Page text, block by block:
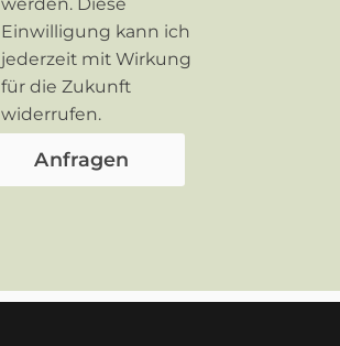
Einwilligung kann ich
jederzeit mit Wirkung
für die Zukunft
widerrufen.